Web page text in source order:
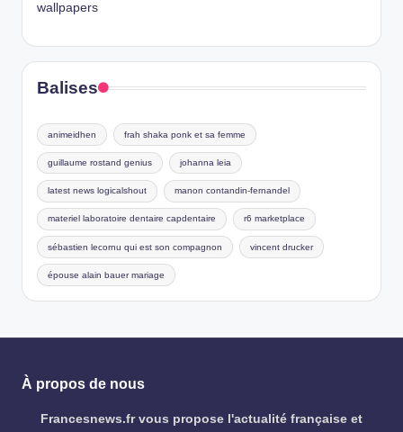
wallpapers
Balises
animeidhen frah shaka ponk et sa femme
guillaume rostand genius johanna leia
latest news logicalshout manon contandin-fernandel
materiel laboratoire dentaire capdentaire r6 marketplace
sébastien lecornu qui est son compagnon vincent drucker
épouse alain bauer mariage
À propos de nous
Francesnews.fr vous propose l'actualité française et